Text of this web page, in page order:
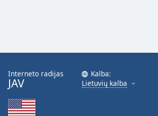
Interneto radijas
JAV
Kalba:
Lietuvių kalba